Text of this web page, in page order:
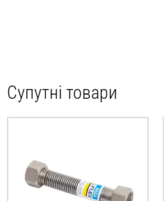
Супутні товари